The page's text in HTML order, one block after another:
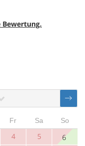
Bewertung.
Fr Sa
So
4 5 6